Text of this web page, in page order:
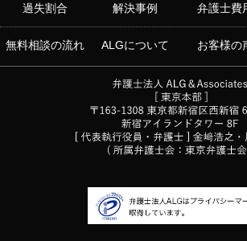
過失割合 解決事例 弁護士費
無料相談の流れ ALGについて お客様の